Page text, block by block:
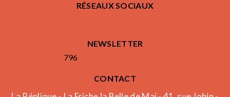
RÉSEAUX SOCIAUX
NEWSLETTER
796
CONTACT